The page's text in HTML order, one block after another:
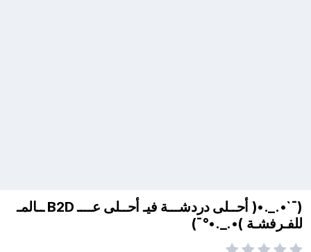
(¯`•._.•( أحــلى دردشـــة فيـ أحــلى عــــ B2D ــالمـ
للفـرفشـة )•._.•°¯)